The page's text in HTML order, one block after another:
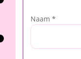
Naam *